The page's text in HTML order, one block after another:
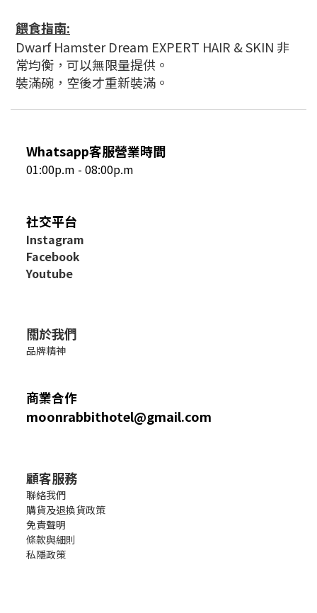
餵食指南:
Dwarf Hamster Dream EXPERT HAIR & SKIN 非
常均衡，可以無限量提供。
裝滿碗，空後才重新裝滿。
Whatsapp客服營業時間
01:00p.m - 08:00p.m
社交平台
Instagram
Facebook
Youtube
關於我們
品牌精神
商業合作
moonrabbithotel@gmail.com
顧客服務
聯絡我們
購貨及退換貨政策
免責聲明
條款與細則
私隱政策